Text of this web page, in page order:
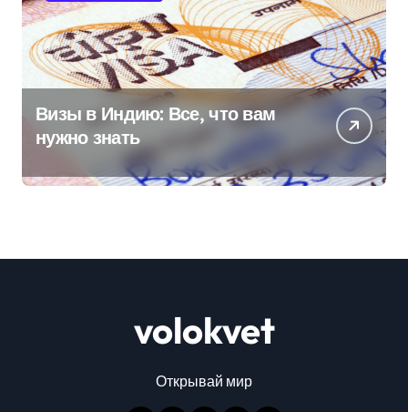
Визы в Индию: Все, что вам
нужно знать
volokvet
Открывай мир